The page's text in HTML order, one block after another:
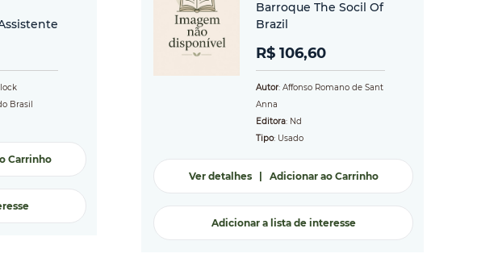
Brasil
Carrinho
Barroque The Socil Of
Brazil
R$ 106,60
Autor: Affonso Romano de Sant
Anna
Editora: Nd
Tipo: Usado
Ver detalhes| Adicionar ao Carrinho
Adicionar a lista de interesse